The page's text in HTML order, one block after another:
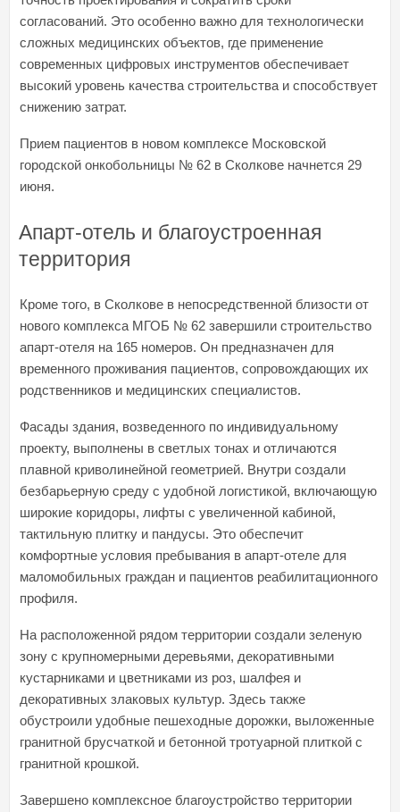
согласований. Это особенно важно для технологически
сложных медицинских объектов, где применение
современных цифровых инструментов обеспечивает
высокий уровень качества строительства и способствует
снижению затрат.
Прием пациентов в новом комплексе Московской
городской онкобольницы № 62 в Сколкове начнется 29
июня.
Апарт-отель и благоустроенная
территория
Кроме того, в Сколкове в непосредственной близости от
нового комплекса МГОБ № 62 завершили строительство
апарт‑отеля на 165 номеров. Он предназначен для
временного проживания пациентов, сопровождающих их
родственников и медицинских специалистов.
Фасады здания, возведенного по индивидуальному
проекту, выполнены в светлых тонах и отличаются
плавной криволинейной геометрией. Внутри создали
безбарьерную среду с удобной логистикой, включающую
широкие коридоры, лифты с увеличенной кабиной,
тактильную плитку и пандусы. Это обеспечит
комфортные условия пребывания в апарт-отеле для
маломобильных граждан и пациентов реабилитационного
профиля.
На расположенной рядом территории создали зеленую
зону с крупномерными деревьями, декоративными
кустарниками и цветниками из роз, шалфея и
декоративных злаковых культур. Здесь также
обустроили удобные пешеходные дорожки, выложенные
гранитной брусчаткой и бетонной тротуарной плиткой с
гранитной крошкой.
Завершено комплексное благоустройство территории